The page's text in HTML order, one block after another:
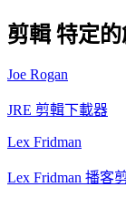
剪輯特定的
Joe Rogan
JRE 剪輯下載器
Lex Fridman
Lex Fridman 播客